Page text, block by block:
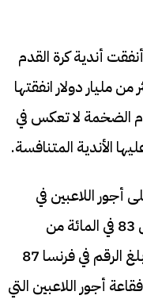
خلال فترة الإنتقالات الصيفية 2023 أنفقت أندية كرة القدم
أكثر من مليار دولار انفقتها
الضخمة لا تعكس في
الأندية المتنافسة.
اللاعبين في
إيطاليا في موسم 2021-2022 يعادل 83 في المائة من
، بينما بلغ الرقم في فرنسا 87
أجور اللاعبين التي